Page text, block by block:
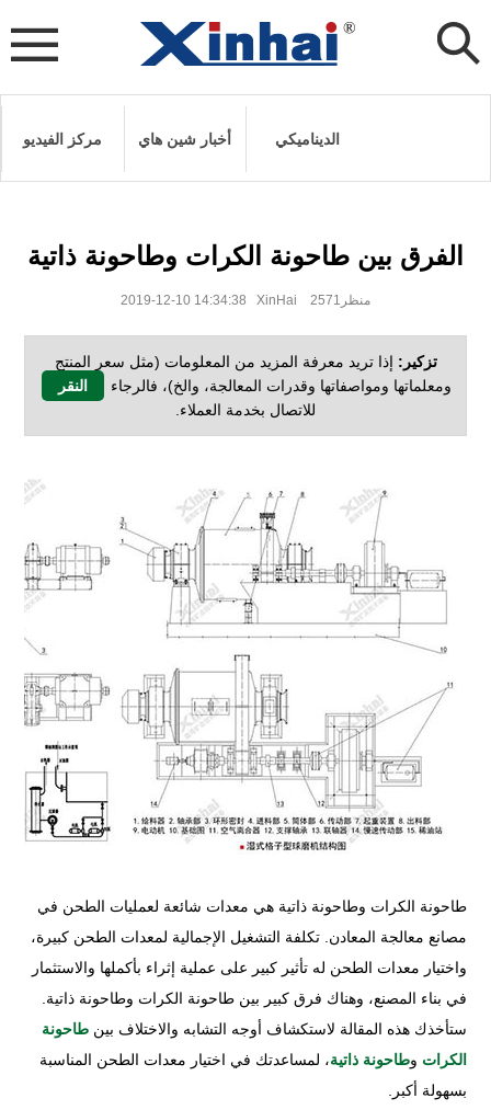
مركز الفيديو أخبار شين هاي الديناميكي
الفرق بين طاحونة الكرات وطاحونة ذاتية
2019-12-10 14:34:38 XinHai منظر2571
تزكير: إذا تريد معرفة المزيد من المعلومات (مثل سعر المنتج
ومعلماتها ومواصفاتها وقدرات المعالجة، والخ)، فالرجاء
النقر
للاتصال بخدمة العملاء.
طاحونة الكرات وطاحونة ذاتية هي معدات شائعة لعمليات الطحن في
مصانع معالجة المعادن. تكلفة التشغيل الإجمالية لمعدات الطحن كبيرة،
واختيار معدات الطحن له تأثير كبير على عملية إثراء بأكملها والاستثمار
في بناء المصنع، وهناك فرق كبير بين طاحونة الكرات وطاحونة ذاتية.
ستأخذك هذه المقالة لاستكشاف أوجه التشابه والاختلاف بينطاحونة
الكرات وطاحونة ذاتية، لمساعدتك في اختيار معدات الطحن المناسبة
بسهولة أكبر.